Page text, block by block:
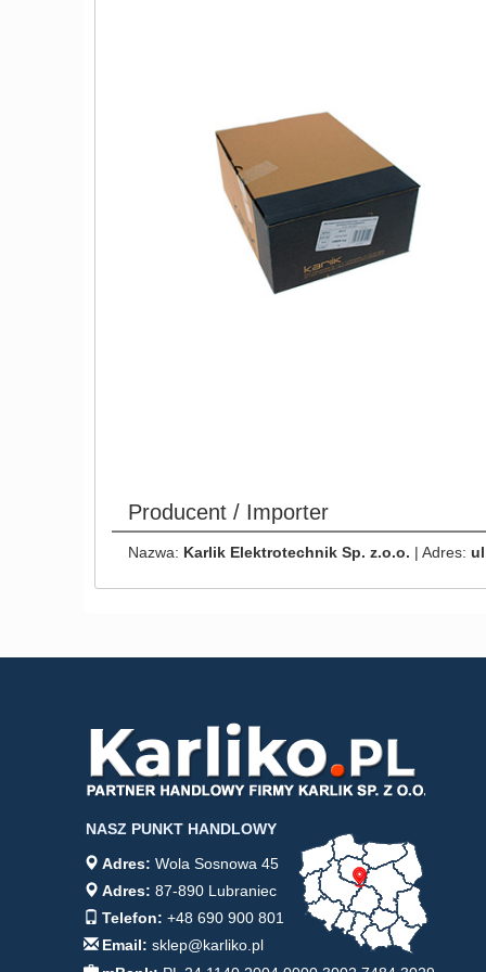
Producent / Importer
Nazwa: Karlik Elektrotechnik Sp. z.o.o. | Adres:
NASZ PUNKT HANDLOWY
Adres: Wola Sosnowa 45
Adres: 87-890 Lubraniec
Telefon: +48 690 900 801
Email: sklep@karliko.pl